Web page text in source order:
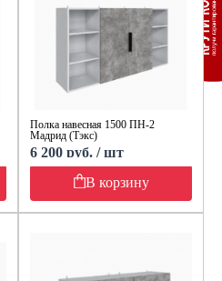
Полка навесная 1500 ПН-2
Мадрид (Тэкс)
6 200 руб. / шт
В корзину